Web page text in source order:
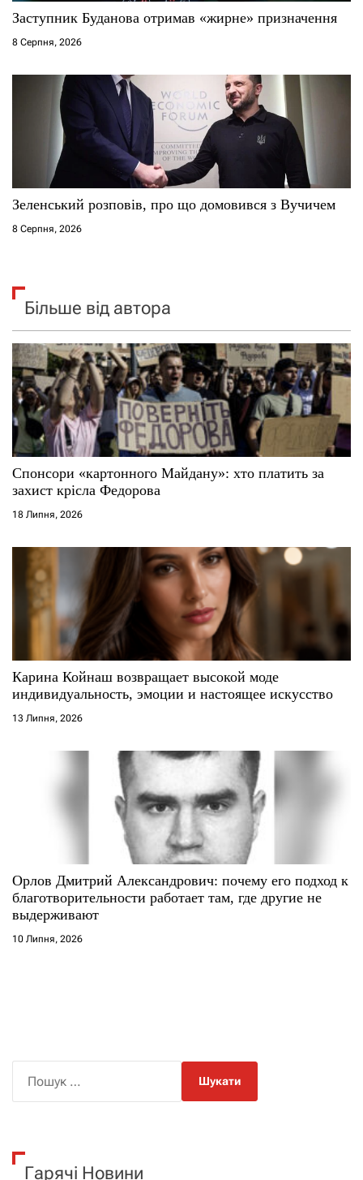
Заступник Буданова отримав «жирне» призначення
8 Серпня, 2026
Зеленський розповів, про що домовився з Вучичем
8 Серпня, 2026
Більше від автора
Спонсори «картонного Майдану»: хто платить за
захист крісла Федорова
18 Липня, 2026
Карина Койнаш возвращает высокой моде
индивидуальность, эмоции и настоящее искусство
13 Липня, 2026
Орлов Дмитрий Александрович: почему его подход к
благотворительности работает там, где другие не
выдерживают
10 Липня, 2026
к
Гарячі Новини